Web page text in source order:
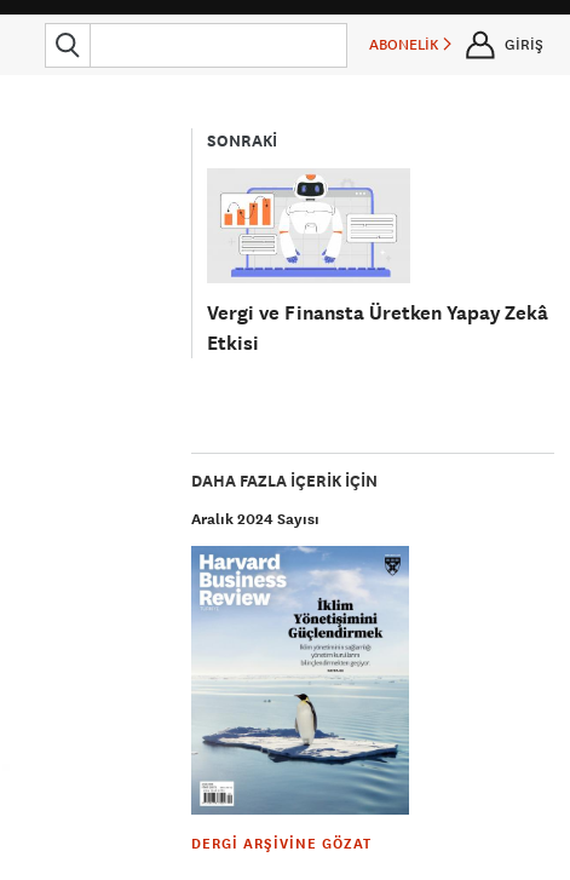
ABONELİK GİRİŞ
SONRAKİ
Vergi ve Finansta Üretken Yapay Zekâ
Etkisi
DAHA FAZLA IÇERIK IÇIN
Aralık 2024 Sayısı
DERGI ARŞIVINE GÖZAT